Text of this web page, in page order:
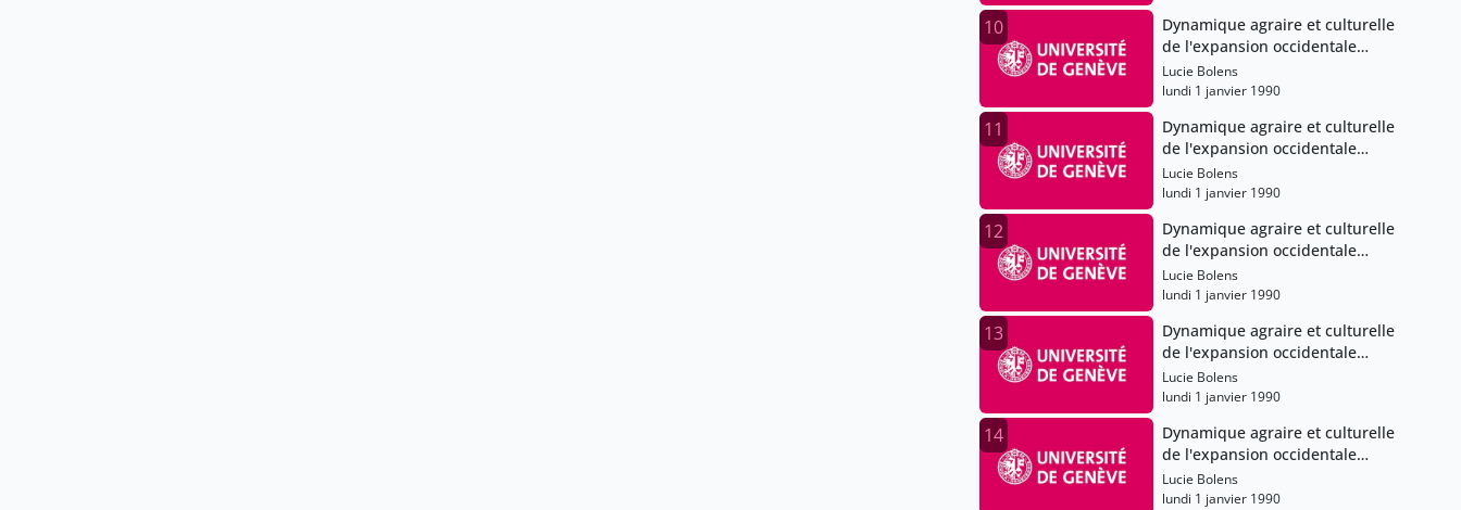
10
Dynamique agraire et culturelle
de l'expansion occidentale
(Angleterre), XIe-XVe siècles
Lucie Bolens
lundi 1 janvier 1990
11
Dynamique agraire et culturelle
de l'expansion occidentale
(Angleterre), XIe-XVe siècles
Lucie Bolens
lundi 1 janvier 1990
12
Dynamique agraire et culturelle
de l'expansion occidentale
(Angleterre), XIe-XVe siècles
Lucie Bolens
lundi 1 janvier 1990
13
Dynamique agraire et culturelle
de l'expansion occidentale
(Angleterre), XIe-XVe siècles
Lucie Bolens
lundi 1 janvier 1990
14
Dynamique agraire et culturelle
de l'expansion occidentale
(Angleterre), XIe-XVe siècles
Lucie Bolens
lundi 1 janvier 1990